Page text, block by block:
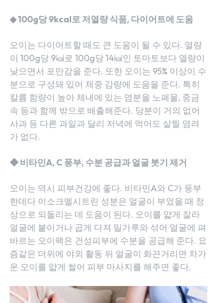
◆ 100g당 9kcal로 저열량 식품, 다이어트에 도움
오이는 다이어트할 때도 큰 도움이 될 수 있다. 열량
이 100g당 9㎉로 100g당 14㎉인 토마토보다 열량이
낮으면서 포만감을 준다. 또한 오이는 95% 이상이 수
분으로 구성돼 있어 체중 감량에 도움을 준다. 특히
칼륨 함량이 높아 체내에 있는 염분을 노폐물, 중금
속 등과 함께 밖으로 배출해준다. 당분이 거의 없어
사과 등 다른 과일과 달리 저녁에 먹어도 살찔 염려
가 없다.
◆ 비타민A, C 풍부, 수분 공급과 얼굴 붓기 제거
오이는 역시 피부건강에 좋다. 비타민A와 C가 풍부
한데다 이소크엘시트린 성분은 얼굴이 부었을 때 정
상으로 되돌리는 데 도움이 된다. 오이를 얇게 잘라
얼굴에 붙이거나 곱게 다져 밀가루와 섞어 얼굴에 펴
바르는 오이팩은 건성피부에 수분을 공급해 준다. 요
즘같은 더위에 야외 활동 뒤 얼굴이 화끈거리면 차가
운 오이를 얇게 썰어 피부 마사지를 해주면 좋다.